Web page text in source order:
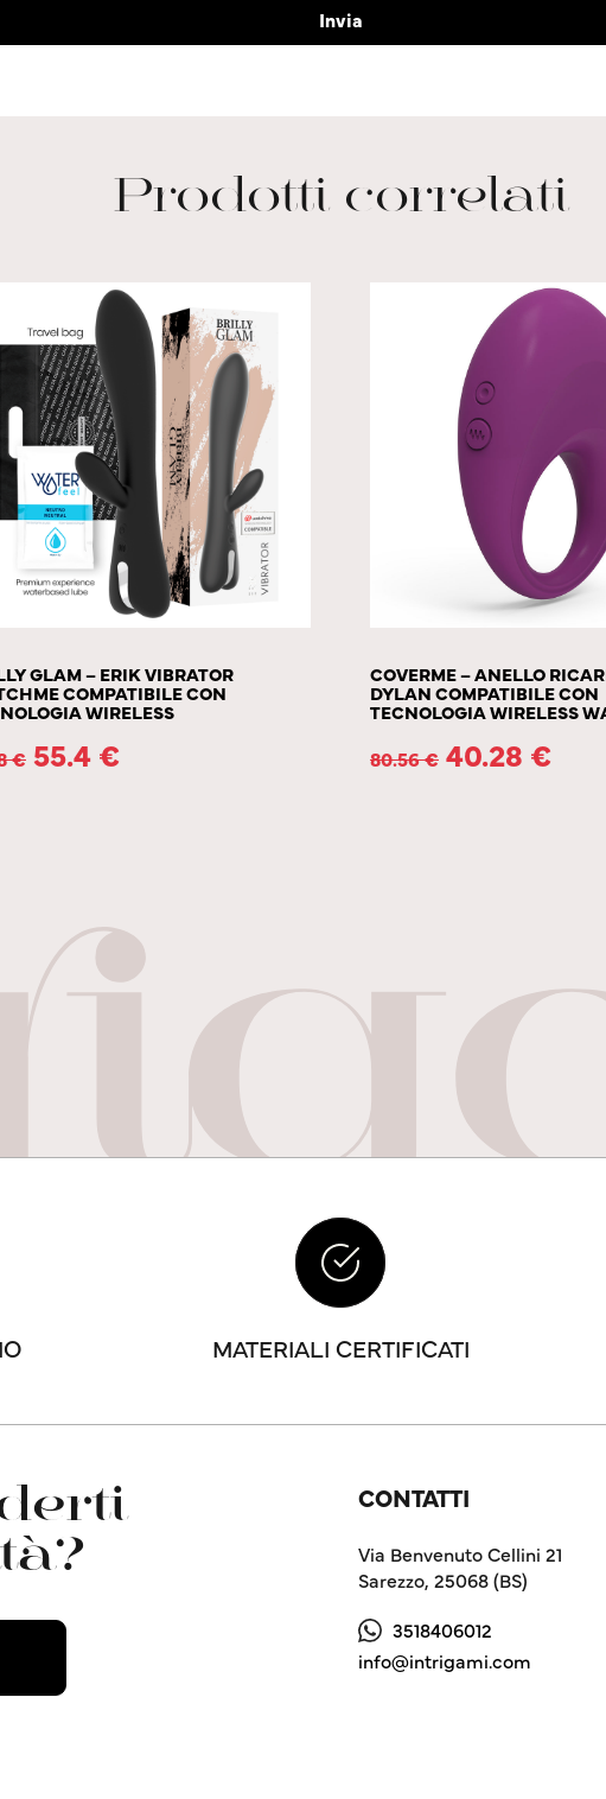
Prodotti correlati
GLAM – ERIK VIBRATOR
COMPATIBILE CON
WIRELESS
€ 55.4 €
COVERME – ANELLO
DYLAN COMPATIBILE CON
TECNOLOGIA WIRELESS
80.56€ 40.28 €
MATERIALI CERTIFICATI
CONTATTI
Via Benvenuto Cellini 21
Sarezzo, 25068 (BS)
3518406012
info@intrigami.com